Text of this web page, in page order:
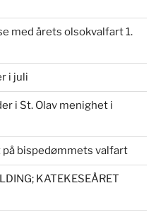
med årets olsokvalfart 1.
i juli
i St. Olav menighet i
på bispedømmets valfart
KATEKESEÅRET